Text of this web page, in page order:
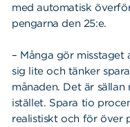
med automatisk
pengarna den 25:e.
– Många gör
sig lite och tänker
månaden. Det är
istället. Spara tio
realistiskt och för över